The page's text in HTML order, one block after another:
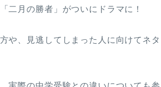
二月の勝者」がついにドラマに！
や、見逃してしまった人に向けてネタ